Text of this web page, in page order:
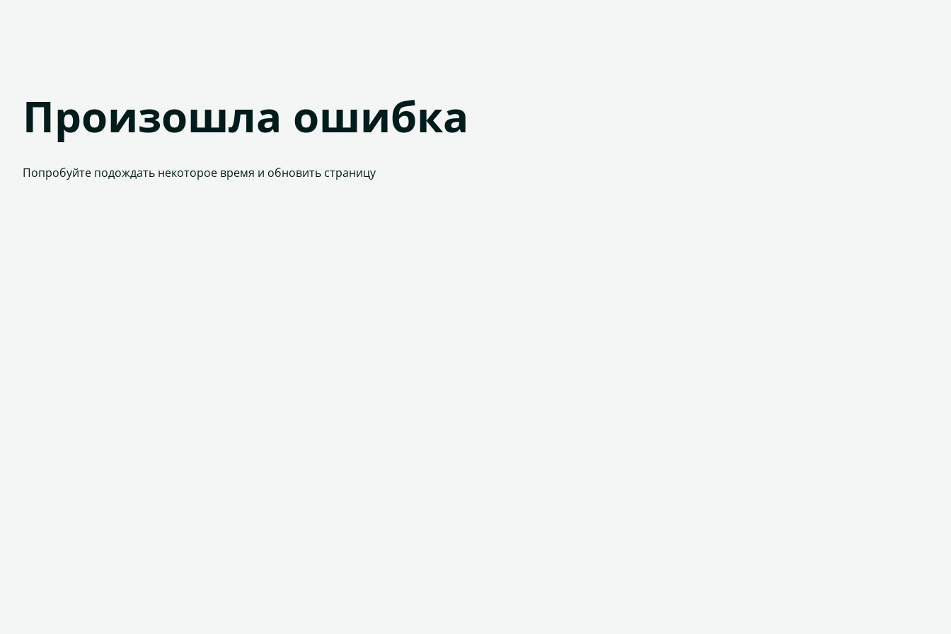
Произошла ошибка
Попробуйте подождать некоторое время и обновить страницу